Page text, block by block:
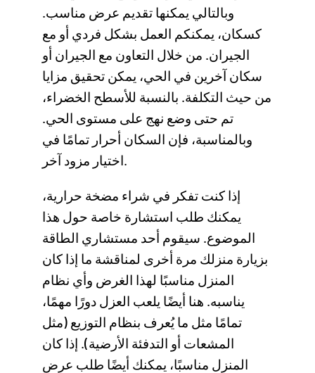
وبالتالي يمكنها تقديم عرض مناسب.
كسكان، يمكنكم العمل بشكل فردي أو مع
الجيران. من خلال التعاون مع الجيران أو
سكان آخرين في الحي، يمكن تحقيق مزايا
من حيث التكلفة. بالنسبة للأسطح الخضراء،
تم حتى وضع نهج على مستوى الحي.
وبالمناسبة، فإن السكان أحرار تمامًا في
اختيار مزود آخر.
إذا كنت تفكر في شراء مضخة حرارية،
يمكنك طلب استشارة خاصة حول هذا
الموضوع. سيقوم أحد مستشاري الطاقة
بزيارة منزلك مرة أخرى لمناقشة ما إذا كان
المنزل مناسبًا لهذا الغرض وأي نظام
يناسبه. هنا أيضًا يلعب العزل دورًا مهمًا،
تمامًا مثل ما يُعرف بنظام التوزيع (مثل
المشعات أو التدفئة الأرضية). إذا كان
المنزل مناسبًا، يمكنك أيضًا طلب عرض